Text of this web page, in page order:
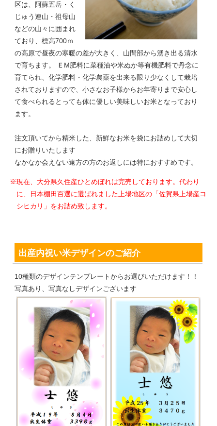
区は、阿蘇五岳・く
じゅう連山・祖母山
などの山々に囲まれ
ており、標高700ｍ
の高原で昼夜の寒暖の差が大きく、山間部から湧き出る清水
で育ちます。 ＥM肥料に菜種油や米ぬか等有機肥料で丹念に
育てられ、化学肥料・化学農薬を出来る限り少なくして栽培
されておりますので、小さなお子様からお年寄りまで安心し
て食べられるとっても体に優しい美味しいお米となっており
ます。
注文頂いてから精米した、新鮮なお米を袋にお詰めして大切
にお贈りいたします
なかなか会えない遠方の方のお返しには特におすすめです。
※現在、大分県久住産ひとめぼれは完売しております。代わり
に、日本棚田百選に選ばれました上場地区の「佐賀県上場産コ
シヒカリ」をお詰め致します。
出産内祝い米デザインのご紹介
10種類のデザインテンプレートからお選びいただけます！！
写真あり、写真なしデザインございます